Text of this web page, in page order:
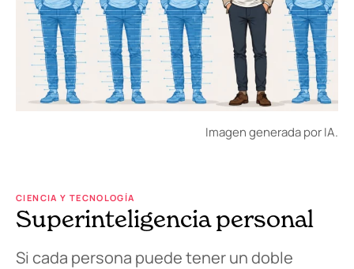
Imagen generada por IA.
CIENCIA Y TECNOLOGÍA
Superinteligencia personal
Si cada persona puede tener un doble